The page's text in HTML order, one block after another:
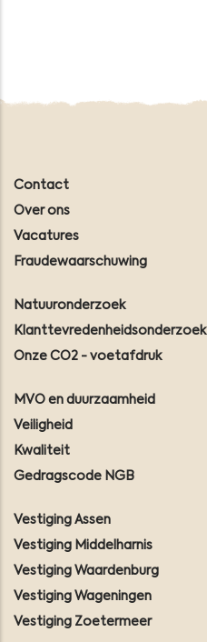
Contact
Over ons
Vacatures
Fraudewaarschuwing
Natuuronderzoek
Klanttevredenheidsonderzoek
Onze CO2 - voetafdruk
MVO en duurzaamheid
Veiligheid
Kwaliteit
Gedragscode NGB
Vestiging Assen
Vestiging Middelharnis
Vestiging Waardenburg
Vestiging Wageningen
Vestiging Zoetermeer